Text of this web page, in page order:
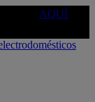
AQUÍ